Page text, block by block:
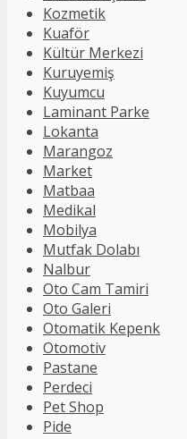
Kozmetik
Kuaför
Kültür Merkezi
Kuruyemiş
Kuyumcu
Laminant Parke
Lokanta
Marangoz
Market
Matbaa
Medikal
Mobilya
Mutfak Dolabı
Nalbur
Oto Cam Tamiri
Oto Galeri
Otomatik Kepenk
Otomotiv
Pastane
Perdeci
Pet Shop
Pide